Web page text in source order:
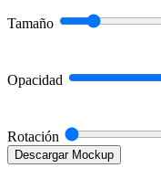
Tamaño
Opacidad
Rotación
Descargar Mockup